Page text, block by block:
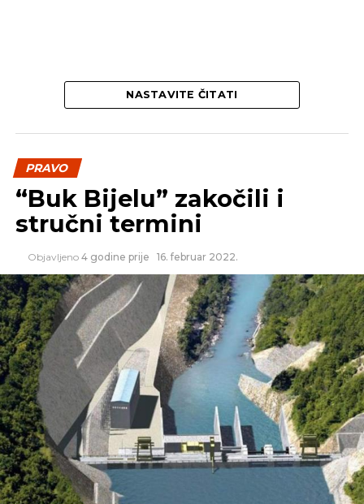
kompanija
NASTAVITE ČITATI
PRAVO
“Buk Bijelu” zakočili i
stručni termini
Objavljeno 4 godine prije 16. februar 2022.